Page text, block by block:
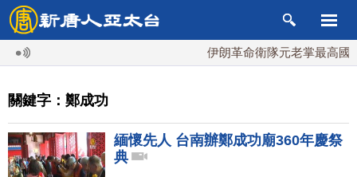
伊朗革命衛隊元老掌最高國安
關鍵字：鄭成功
緬懷先人 台南辦鄭成功廟360年慶祭
典